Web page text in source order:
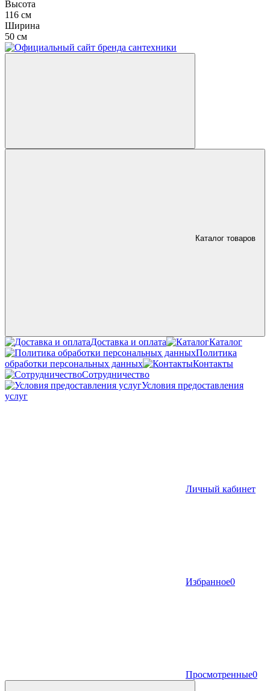
Высота
116 см
Ширина
50 см
Каталог товаров
Доставка и оплата
Каталог
Политика
обработки персональных данных
Контакты
Сотрудничество
Условия предоставления
услуг
Личный кабинет
Избранное0
Просмотренные0